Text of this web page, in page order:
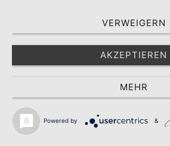
VERWEIGERN
AKZEPTIEREN
MEHR
Powered by &